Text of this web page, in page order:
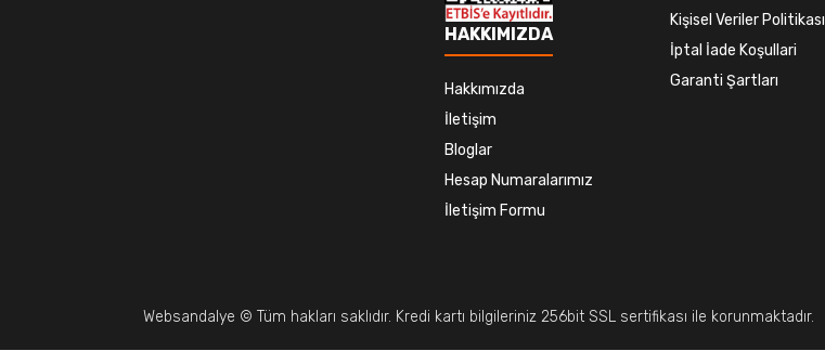
HAKKIMIZDA
Hakkımızda
İletişim
Bloglar
Hesap Numaralarımız
İletişim Formu
Kişisel Veriler Politikası
İptal İade Koşullari
Garanti Şartları
Websandalye © Tüm hakları saklıdır. Kredi kartı bilgileriniz 256bit SSL sertifikası ile korunmaktadır.